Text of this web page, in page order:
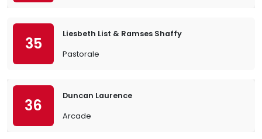
35
Liesbeth List & Ramses Shaffy
Pastorale
36
Duncan Laurence
Arcade